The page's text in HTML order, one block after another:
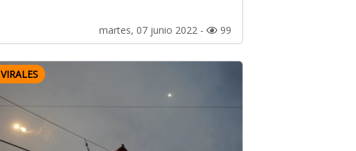
martes, 07 junio 2022 - 99
VIRALES